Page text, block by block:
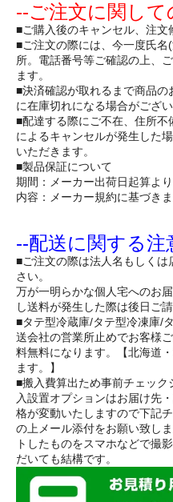
--ご注文に関して
■ご購入後のキャンセル、注文
■ご注文の際には、今一度氏
所。電話番号等ご確認の上、
ます。
■決済確認が取れるまで商品の
に在庫切れになる場合がござ
■配達する際にご不在、住所
によるキャンセルが発生した
いただきます。
■製品保証について
期間：メーカー出荷日起算よ
内容：メーカー規約に基づきま
--配送に関する注
■ご注文の際は法人名もしく
さい。
万が一明らかな個人宅へのお
し送料が発生した際は後日ご
■タテ型冷蔵庫/タテ型冷凍庫/
送会社の営業所止めでお客様
料無料になります。【北海道
ます。】
■搬入費算出ため事前チェック
入設置オプションはお届け先
格が変動いたしますので下記
の上メール添付をお願い致し
トしたものをスマホなどで撮
だいても結構です。